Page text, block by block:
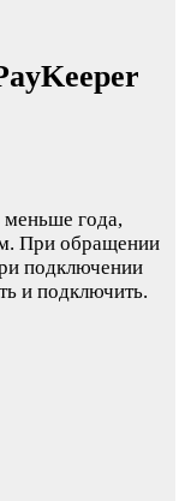
года,
При обращении
подключении
и подключить.